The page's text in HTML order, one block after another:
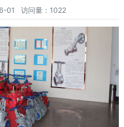
01 访问量：1022